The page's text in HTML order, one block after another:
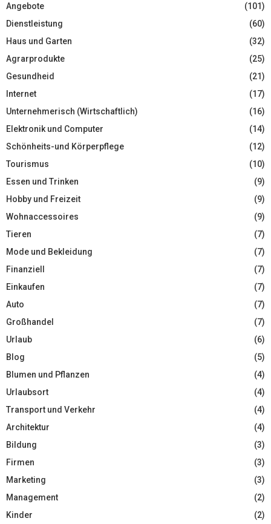
Angebote
(101)
Dienstleistung
(60)
Haus und Garten
(32)
Agrarprodukte
(25)
Gesundheid
(21)
Internet
(17)
Unternehmerisch (Wirtschaftlich)
(16)
Elektronik und Computer
(14)
Schönheits-und Körperpflege
(12)
Tourismus
(10)
Essen und Trinken
(9)
Hobby und Freizeit
(9)
Wohnaccessoires
(9)
Tieren
(7)
Mode und Bekleidung
(7)
Finanziell
(7)
Einkaufen
(7)
Auto
(7)
Großhandel
(7)
Urlaub
(6)
Blog
(5)
Blumen und Pflanzen
(4)
Urlaubsort
(4)
Transport und Verkehr
(4)
Architektur
(4)
Bildung
(3)
Firmen
(3)
Marketing
(3)
Management
(2)
Kinder
(2)